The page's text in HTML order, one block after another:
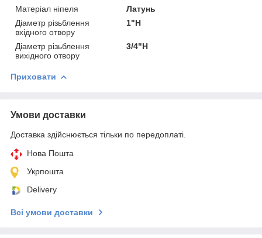
Матеріал ніпеля
Латунь
Діаметр різьблення
вхідного отвору
1"Н
Діаметр різьблення
вихідного отвору
3/4"Н
Приховати
Умови доставки
Доставка здійснюється тільки по передоплаті.
Нова Пошта
Укрпошта
Delivery
Всі умови доставки